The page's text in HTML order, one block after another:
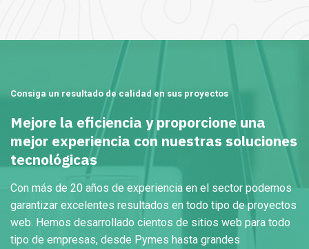
Consiga un resultado de calidad en sus proyectos
Mejore la eficiencia y proporcione una
mejor experiencia con nuestras soluciones
tecnológicas
Con más de 20 años de experiencia en el sector podemos
garantizar excelentes resultados en todo tipo de proyectos
web. Hemos desarrollado cientos de sitios web para todo
tipo de empresas, desde Pymes hasta grandes